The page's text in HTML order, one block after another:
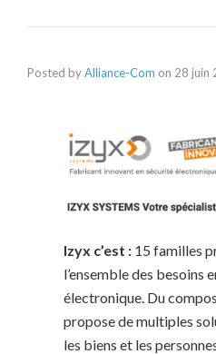
Posted byAlliance-Com on 28 juin
Izyx c’est : 15 familles
l’ensemble des besoins
électronique. Du
propose de multiples
les biens et les